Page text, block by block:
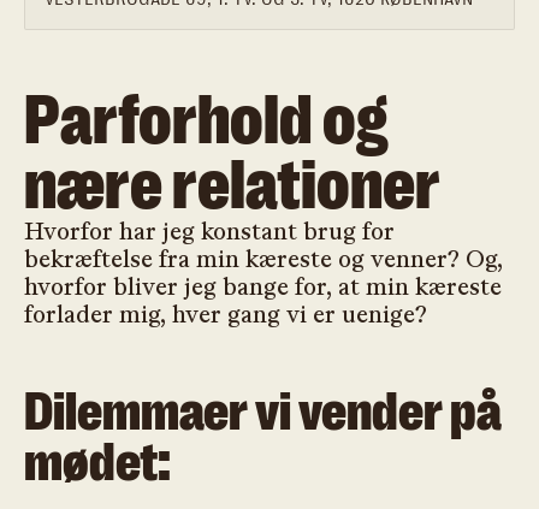
Parforhold og
nære relationer
Hvorfor har jeg konstant brug for
bekræftelse fra min kæreste og venner? Og,
hvorfor bliver jeg bange for, at min kæreste
forlader mig, hver gang vi er uenige?
Dilemmaer vi vender på
mødet: